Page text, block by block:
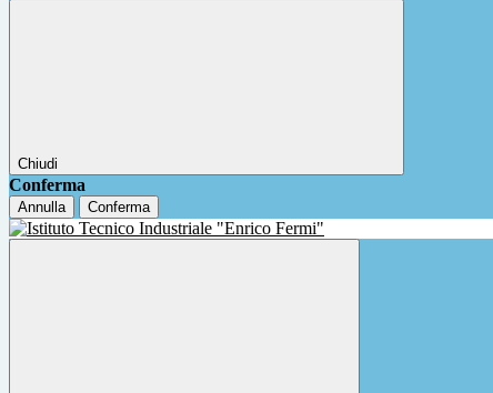
Chiudi
Conferma
Annulla Conferma